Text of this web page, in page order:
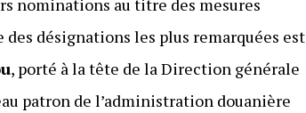
nominations au titre des mesures
désignations les plus remarquées est
, porté à la tête de la Direction générale
patron de l’administration douanière